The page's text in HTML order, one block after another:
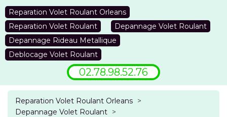
Reparation Volet Roulant Orleans
Reparation Volet Roulant
Depannage Volet Roulant
Depannage Rideau Metallique
Deblocage Volet Roulant
02.78.98.52.76
Reparation Volet Roulant Orleans >
Depannage Volet Roulant >